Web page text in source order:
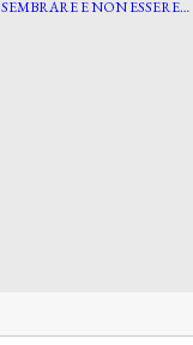
SEMBRARE E NON ESSERE…